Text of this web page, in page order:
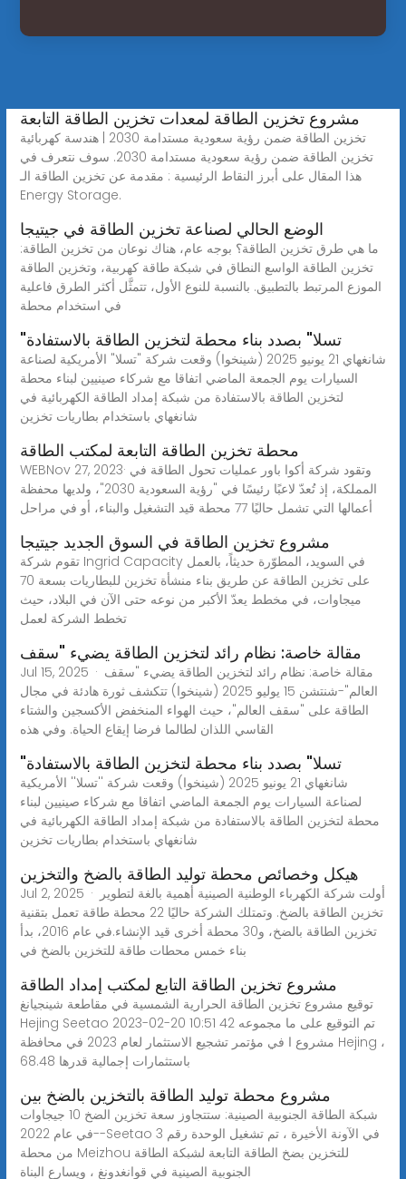
مشروع تخزين الطاقة لمعدات تخزين الطاقة التابعة
تخزين الطاقة ضمن رؤية سعودية مستدامة 2030 | هندسة كهربائية
تخزين الطاقة ضمن رؤية سعودية مستدامة 2030. سوف نتعرف في
هذا المقال على أبرز النقاط الرئيسية : مقدمة عن تخزين الطاقة الـ
Energy Storage.
الوضع الحالي لصناعة تخزين الطاقة في جيتيجا
ما هي طرق تخزين الطاقة؟ بوجه عام، هناك نوعان من تخزين الطاقة:
تخزين الطاقة الواسع النطاق في شبكة طاقة كهربية، وتخزين الطاقة
الموزع المرتبط بالتطبيق. بالنسبة للنوع الأول، تتمثَّل أكثر الطرق فاعلية
في استخدام محطة
"تسلا" بصدد بناء محطة لتخزين الطاقة بالاستفادة
شانغهاي 21 يونيو 2025 (شينخوا) وقعت شركة "تسلا" الأمريكية لصناعة
السيارات يوم الجمعة الماضي اتفاقا مع شركاء صينيين لبناء محطة
لتخزين الطاقة بالاستفادة من شبكة إمداد الطاقة الكهربائية في
شانغهاي باستخدام بطاريات تخزين
محطة تخزين الطاقة التابعة لمكتب الطاقة
WEBNov 27, 2023· وتقود شركة أكوا باور عمليات تحول الطاقة في
المملكة، إذ تُعدّ لاعبًا رئيسًا في "رؤية السعودية 2030"، ولديها محفظة
أعمالها التي تشمل حاليًا 77 محطة قيد التشغيل والبناء، أو في مراحل
مشروع تخزين الطاقة في السوق الجديد جيتيجا
تقوم شركة Ingrid Capacity في السويد، المطوّرة حديثاً، بالعمل
على تخزين الطاقة عن طريق بناء منشأة تخزين للبطاريات بسعة 70
ميجاوات، في مخطط يعدّ الأكبر من نوعه حتى الآن في البلاد، حيث
تخطط الشركة لعمل
مقالة خاصة: نظام رائد لتخزين الطاقة يضيء "سقف
Jul 15, 2025 · مقالة خاصة: نظام رائد لتخزين الطاقة يضيء "سقف
العالم"-شنتشن 15 يوليو 2025 (شينخوا) تتكشف ثورة هادئة في مجال
الطاقة على "سقف العالم"، حيث الهواء المنخفض الأكسجين والشتاء
القاسي اللذان لطالما فرضا إيقاع الحياة. وفي هذه
"تسلا" بصدد بناء محطة لتخزين الطاقة بالاستفادة
شانغهاي 21 يونيو 2025 (شينخوا) وقعت شركة ''تسلا'' الأمريكية
لصناعة السيارات يوم الجمعة الماضي اتفاقا مع شركاء صينيين لبناء
محطة لتخزين الطاقة بالاستفادة من شبكة إمداد الطاقة الكهربائية في
شانغهاي باستخدام بطاريات تخزين
هيكل وخصائص محطة توليد الطاقة بالضخ والتخزين
Jul 2, 2025 · أولت شركة الكهرباء الوطنية الصينية أهمية بالغة لتطوير
تخزين الطاقة بالضخ. وتمتلك الشركة حاليًا 22 محطة طاقة تعمل بتقنية
تخزين الطاقة بالضخ، و30 محطة أخرى قيد الإنشاء.في عام 2016، بدأ
بناء خمس محطات طاقة للتخزين بالضخ في
مشروع تخزين الطاقة التابع لمكتب إمداد الطاقة
توقيع مشروع تخزين الطاقة الحرارية الشمسية في مقاطعة شينجيانغ
Hejing Seetao 2023-02-20 10:51 تم التوقيع على ما مجموعه 42
مشروع ا في مؤتمر تشجيع الاستثمار لعام 2023 في محافظة Hejing ،
باستثمارات إجمالية قدرها 68.48
مشروع محطة توليد الطاقة بالتخزين بالضخ بين
شبكة الطاقة الجنوبية الصينية: ستتجاوز سعة تخزين الضخ 10 جيجاوات
في عام 2022--Seetao في الآونة الأخيرة ، تم تشغيل الوحدة رقم 3
من محطة Meizhou للتخزين بضخ الطاقة التابعة لشبكة الطاقة
الجنوبية الصينية في قوانغدونغ ، ويسارع البناة